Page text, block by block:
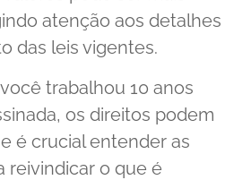
atenção aos detalhes
das leis vigentes.
trabalhou 10 anos
os direitos podem
é crucial entender as
reivindicar o que é